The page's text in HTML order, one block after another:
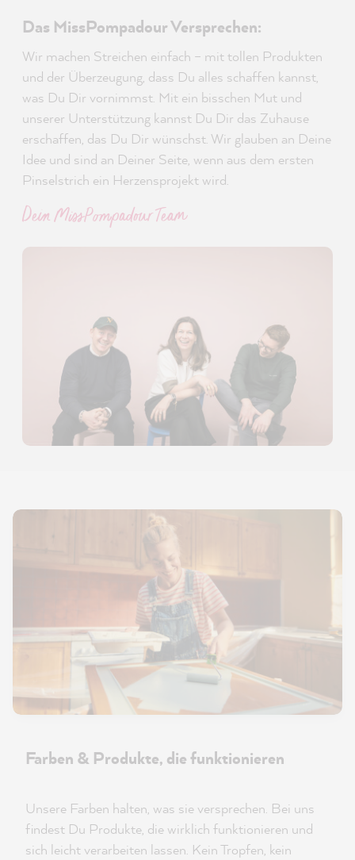
Das MissPompadour Versprechen:
Wir machen Streichen einfach – mit tollen Produkten
und der Überzeugung, dass Du alles schaffen kannst,
was Du Dir vornimmst. Mit ein bisschen Mut und
unserer Unterstützung kannst Du Dir das Zuhause
erschaffen, das Du Dir wünschst. Wir glauben an Deine
Idee und sind an Deiner Seite, wenn aus dem ersten
Pinselstrich ein Herzensprojekt wird.
Dein MissPompadour Team
Farben & Produkte, die funktionieren
Unsere Farben halten, was sie versprechen. Bei uns
findest Du Produkte, die wirklich funktionieren und
sich leicht verarbeiten lassen. Kein Tropfen, kein